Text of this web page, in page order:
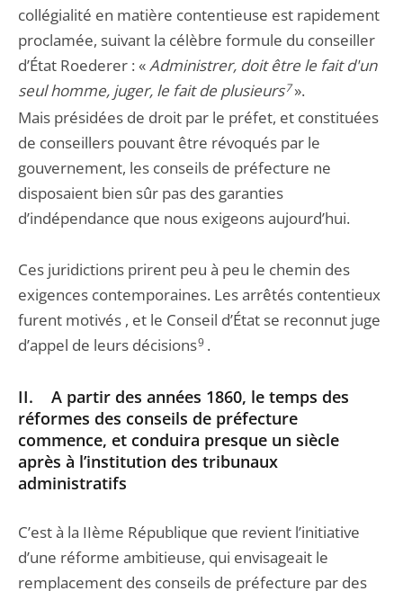
collégialité en matière contentieuse est rapidement
proclamée, suivant la célèbre formule du conseiller
d’État Roederer : «Administrer, doit être le fait d'un
seul homme, juger, le fait de plusieurs7 ».
Mais présidées de droit par le préfet, et constituées
de conseillers pouvant être révoqués par le
gouvernement, les conseils de préfecture ne
disposaient bien sûr pas des garanties
d’indépendance que nous exigeons aujourd’hui.
Ces juridictions prirent peu à peu le chemin des
exigences contemporaines. Les arrêtés contentieux
furent motivés , et le Conseil d’État se reconnut juge
d’appel de leurs décisions9.
II. A partir des années 1860, le temps des
réformes des conseils de préfecture
commence, et conduira presque un siècle
après à l’institution des tribunaux
administratifs
C’est à la IIème République que revient l’initiative
d’une réforme ambitieuse, qui envisageait le
remplacement des conseils de préfecture par des